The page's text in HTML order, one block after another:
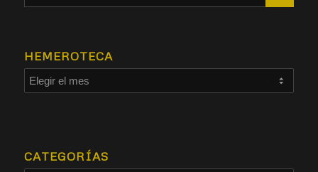
HEMEROTECA
CATEGORÍAS